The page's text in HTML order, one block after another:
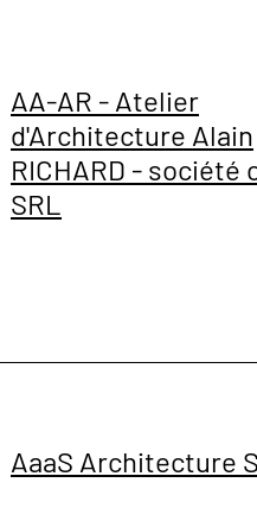
AA-AR - Atelier
d'Architecture Alain
RICHARD - société
SRL
AaaS Architecture